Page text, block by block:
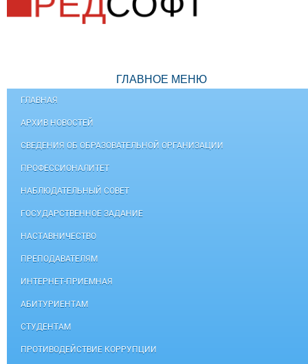
ГЛАВНОЕ МЕНЮ
ГЛАВНАЯ
АРХИВ НОВОСТЕЙ
СВЕДЕНИЯ ОБ ОБРАЗОВАТЕЛЬНОЙ ОРГАНИЗАЦИИ
ПРОФЕССИОНАЛИТЕТ
НАБЛЮДАТЕЛЬНЫЙ СОВЕТ
ГОСУДАРСТВЕННОЕ ЗАДАНИЕ
НАСТАВНИЧЕСТВО
ПРЕПОДАВАТЕЛЯМ
ИНТЕРНЕТ-ПРИЕМНАЯ
АБИТУРИЕНТАМ
СТУДЕНТАМ
ПРОТИВОДЕЙСТВИЕ КОРРУПЦИИ